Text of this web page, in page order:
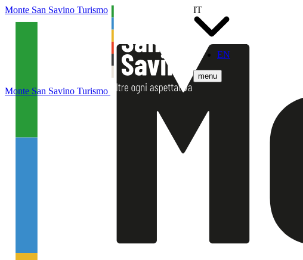
Monte San Savino Turismo
IT
EN
menu
Monte San Savino Turismo